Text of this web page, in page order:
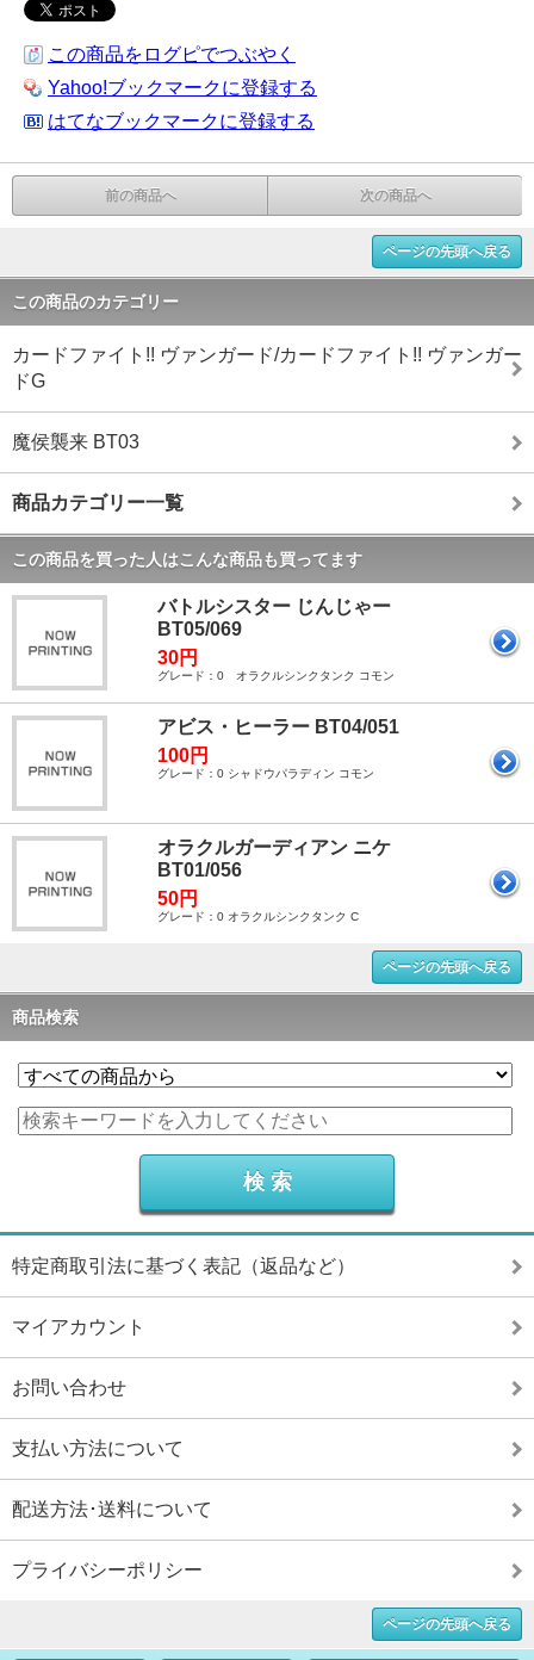
この商品をログピでつぶやく
Yahoo!ブックマークに登録する
はてなブックマークに登録する
前の商品へ 次の商品へ
ページの先頭へ戻る
この商品のカテゴリー
カードファイト!! ヴァンガード/カードファイト!! ヴァンガー
ドG
魔侯襲来 BT03
商品カテゴリー一覧
この商品を買った人はこんな商品も買ってます
バトルシスター じんじゃー
BT05/069
30円
グレード：0 オラクルシンクタンク コモン
アビス・ヒーラー BT04/051
100円
グレード：0 シャドウパラディン コモン
オラクルガーディアン ニケ
BT01/056
50円
グレード：0 オラクルシンクタンク C
ページの先頭へ戻る
商品検索
特定商取引法に基づく表記（返品など）
マイアカウント
お問い合わせ
支払い方法について
配送方法･送料について
プライバシーポリシー
ページの先頭へ戻る